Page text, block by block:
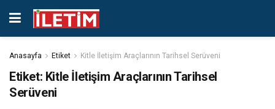
Anasayfa Etiket Kitle İletişim Araçlarının Tarihsel Serüveni
Etiket: Kitle İletişim Araçlarının Tarihsel
Serüveni